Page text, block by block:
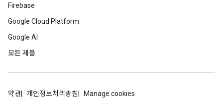
Firebase
Google Cloud Platform
Google AI
모든 제품
약관 개인정보처리방침 Manage cookies